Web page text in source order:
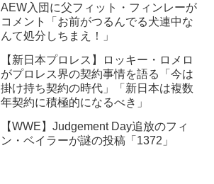
AEW入団に父フィット・フィンレーが
コメント「お前がつるんでる犬連中な
んて処分しちまえ！」
【新日本プロレス】ロッキー・ロメロ
がプロレス界の契約事情を語る「今は
掛け持ち契約の時代」「新日本は複数
年契約に積極的になるべき」
【WWE】Judgement Day追放のフィ
ン・ベイラーが謎の投稿「1372」